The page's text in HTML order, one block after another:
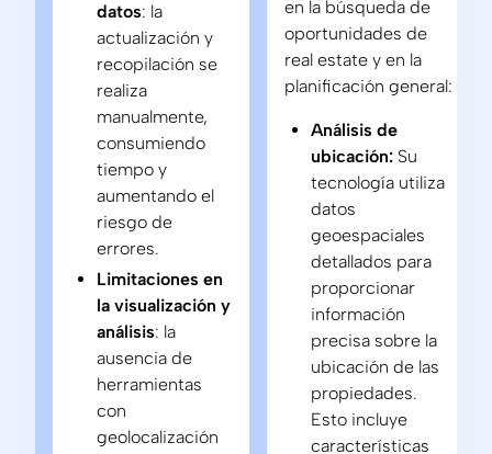
datos: la
actualización y
recopilación se
realiza
manualmente,
consumiendo
tiempo y
aumentando el
riesgo de
errores.
Limitaciones en
la visualización y
análisis: la
ausencia de
herramientas
con
geolocalización
en la búsqueda de
oportunidades de
real estate y en la
planificación general:
Análisis de
ubicación: Su
tecnología utiliza
datos
geoespaciales
detallados para
proporcionar
información
precisa sobre la
ubicación de las
propiedades.
Esto incluye
características